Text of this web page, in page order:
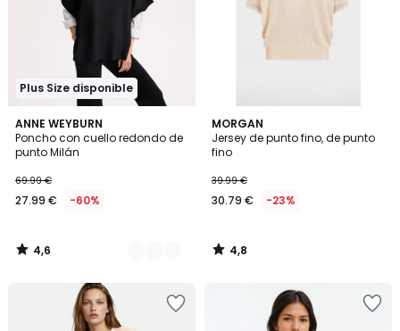
Plus Size disponible
ANNE WEYBURN
Poncho con cuello redondo de
punto Milán
69.99 €
27.99 € -60%
4,6
/ 5
3
Colores
4,6
/
MORGAN
Jersey de punto fino, de punto
fino
39.99 €
30.79 € -23%
4,8
/ 5
4,8
/